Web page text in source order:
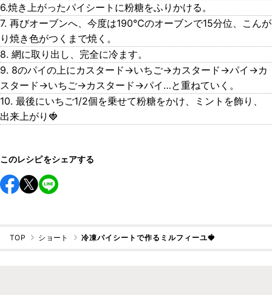
6.焼き上がったパイシートに粉糖をふりかける。
7. 再びオーブンへ、今度は190℃のオーブンで15分位、こんが
り焼き色がつくまで焼く。
8. 網に取り出し、完全に冷ます。
9. 8のパイの上にカスタード→いちご→カスタード→パイ→カ
スタード→いちご→カスタード→パイ…と重ねていく。
10. 最後にいちご1/2個を乗せて粉糖をかけ、ミントを飾り、
出来上がり🍓
このレシピをシェアする
TOP ショート 冷凍パイシートで作るミルフィーユ🍓